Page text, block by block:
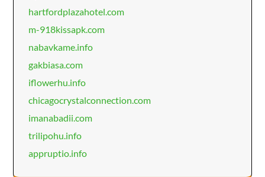
hartfordplazahotel.com
m-918kissapk.com
nabavkame.info
gakbiasa.com
iflowerhu.info
chicagocrystalconnection.com
imanabadii.com
trilipohu.info
appruptio.info